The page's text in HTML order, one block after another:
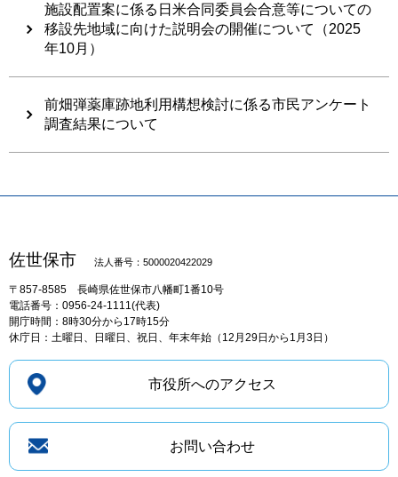
施設配置案に係る日米合同委員会合意等についての
移設先地域に向けた説明会の開催について（2025
年10月）
前畑弾薬庫跡地利用構想検討に係る市民アンケート
調査結果について
佐世保市 法人番号：5000020422029
〒857-8585 長崎県佐世保市八幡町1番10号
電話番号：0956-24-1111(代表)
開庁時間：8時30分から17時15分
休庁日：土曜日、日曜日、祝日、年末年始（12月29日から1月3日）
市役所へのアクセス
お問い合わせ